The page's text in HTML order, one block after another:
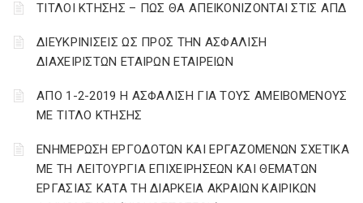
ΤΙΤΛΟΙ ΚΤΗΣΗΣ – ΠΩΣ ΘΑ ΑΠΕΙΚΟΝΙΖΟΝΤΑΙ ΣΤΙΣ ΑΠΔ
ΔΙΕΥΚΡΙΝΙΣΕΙΣ ΩΣ ΠΡΟΣ ΤΗΝ ΑΣΦΑΛΙΣΗ
ΔΙΑΧΕΙΡΙΣΤΩΝ ΕΤΑΙΡΩΝ ΕΤΑΙΡΕΙΩΝ
ΑΠΟ 1-2-2019 Η ΑΣΦΑΛΙΣΗ ΓΙΑ ΤΟΥΣ ΑΜΕΙΒΟΜΕΝΟΥΣ
ΜΕ ΤΙΤΛΟ ΚΤΗΣΗΣ
ΕΝΗΜΕΡΩΣΗ ΕΡΓΟΔΟΤΩΝ ΚΑΙ ΕΡΓΑΖΟΜΕΝΩΝ ΣΧΕΤΙΚΑ
ΜΕ ΤΗ ΛΕΙΤΟΥΡΓΙΑ ΕΠΙΧΕΙΡΗΣΕΩΝ ΚΑΙ ΘΕΜΑΤΩΝ
ΕΡΓΑΣΙΑΣ ΚΑΤΑ ΤΗ ΔΙΑΡΚΕΙΑ ΑΚΡΑΙΩΝ ΚΑΙΡΙΚΩΝ